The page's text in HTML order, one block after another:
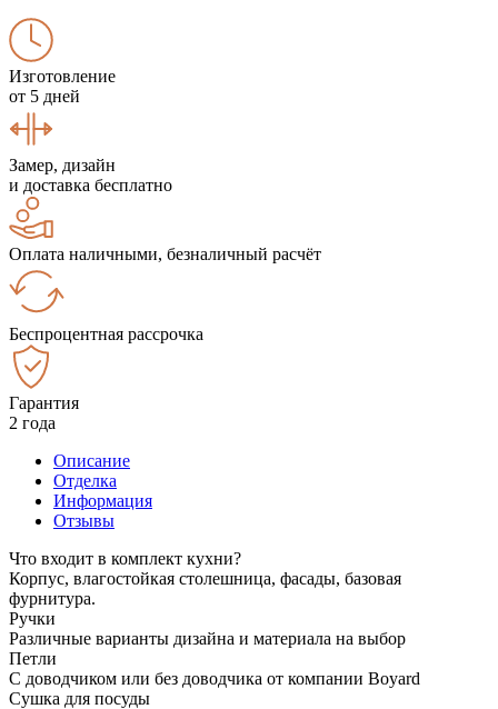
Изготовление
от 5 дней
Замер, дизайн
и доставка бесплатно
Оплата наличными, безналичный расчёт
Беспроцентная рассрочка
Гарантия
2 года
Описание
Отделка
Информация
Отзывы
Что входит в комплект кухни?
Корпус, влагостойкая столешница, фасады, базовая
фурнитура.
Ручки
Различные варианты дизайна и материала на выбор
Петли
С доводчиком или без доводчика от компании Boyard
Сушка для посуды